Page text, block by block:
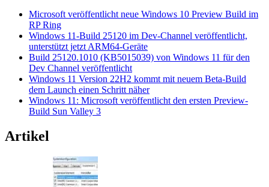
Microsoft veröffentlicht neue Windows 10 Preview Build im
RP Ring
Windows 11-Build 25120 im Dev-Channel veröffentlicht,
unterstützt jetzt ARM64-Geräte
Build 25120.1010 (KB5015039) von Windows 11 für den
Dev Channel veröffentlicht
Windows 11 Version 22H2 kommt mit neuem Beta-Build
dem Launch einen Schritt näher
Windows 11: Microsoft veröffentlicht den ersten Preview-
Build Sun Valley 3
Artikel